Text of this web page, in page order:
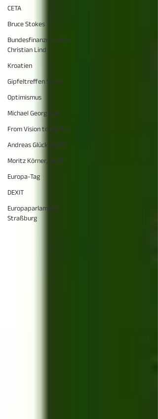
CETA
Bruce Stokes
Bundesfinanzminister
Christian Lind
Kroatien
Gipfeltreffen Senat
Optimismus
Michael Georg Link
From Vision to Market
Andreas Glück, MdEP
Moritz Körner, MdEP
Europa-Tag
DEXIT
Europaparlament
Straßburg